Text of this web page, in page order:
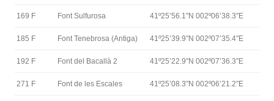
169 F Font Sulfurosa 41º25’56.1″N 002º06’38.3″E
185 F Font Tenebrosa (Antiga) 41º25’39.9″N 002º07’35.4″E
192 F Font del Bacallà 2 41º25’22.9″N 002º07’36.3″E
271 F Font de les Escales 41º25’08.3″N 002º06’21.2″E